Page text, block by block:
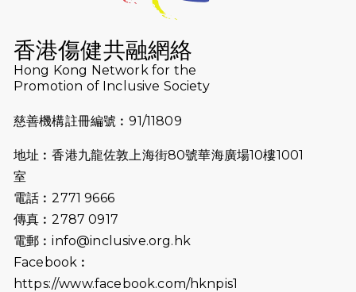
猛龍長跑隊恆常練習 - 7月16日
2026-07-10
【猛龍戈壁118公里分享暨香港傷健共
融網絡15周年晚宴】
2026-07-09
猛龍長跑隊恆常練習 - 7月9日（19:00
2026-07-02
2026-06-25
（19:00開始）
2026-06-18
猛龍長跑隊恆常練習 - 6月18日
香港傷健共融網絡
Hong Kong Network for the
Promotion of Inclusive Society
慈善機構註冊編號︰91/11809
地址︰香港九龍佐敦上海街80號華海廣場10樓1001
室
電話︰2771 9666
傳真︰2787 0917
電郵︰info@inclusive.org.hk
Facebook︰
https://www.facebook.com/hknpis1